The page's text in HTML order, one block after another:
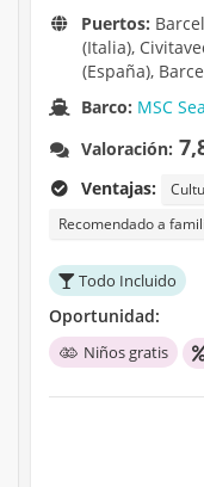
Puertos:
(Italia),
(España),
Barco: MSC
Valoración:
Ventajas:
Recomendado a
Todo Incluido
Oportunidad:
Niños gratis